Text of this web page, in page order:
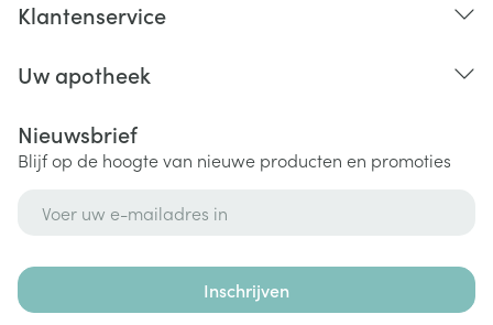
Klantenservice
Uw apotheek
Nieuwsbrief
Blijf op de hoogte van nieuwe producten en promoties
Inschrijven